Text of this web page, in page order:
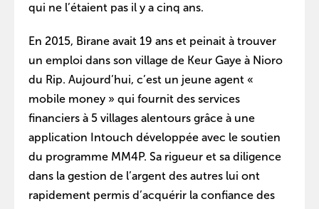
qui ne l’étaient pas il y a cinq ans.
En 2015, Birane avait 19 ans et peinait à trouver
un emploi dans son village de Keur Gaye à Nioro
du Rip. Aujourd’hui, c’est un jeune agent «
mobile money » qui fournit des services
financiers à 5 villages alentours grâce à une
application Intouch développée avec le soutien
du programme MM4P. Sa rigueur et sa diligence
dans la gestion de l’argent des autres lui ont
rapidement permis d’acquérir la confiance des